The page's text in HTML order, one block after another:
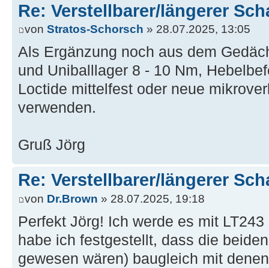
Re: Verstellbarer/längerer
von Stratos-Schorsch » 28.07.2025, 13:05
Als Ergänzung noch aus dem
und Uniballlager 8 - 10 Nm,
Loctide mittelfest oder neue
verwenden.
Gruß Jörg
Re: Verstellbarer/längerer
von Dr.Brown » 28.07.2025, 19:18
Perfekt Jörg! Ich werde es mit
habe ich festgestellt, dass die
gewesen wären) baugleich mit